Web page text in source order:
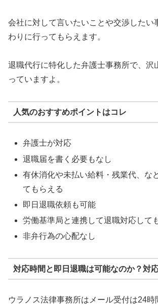
会社に対して言いたいことや交渉したい
わりに行ってもらえます。
退職代行に特化した弁護士事務所で、沢
っていますよ。
人気のおすすめポイントはコレ
弁護士が対応
退職届を書く必要もなし
有休消化や未払い給料・残業代、な
てもらえる
即日退職依頼も可能
労働基準局と連携して退職対応して
非弁行為の心配なし
対応時間と即日退職は可能なのか？対
ウラノス法律事務所はメール受付は24時